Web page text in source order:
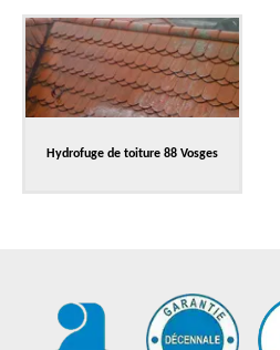
Hydrofuge de toiture 88 Vosges